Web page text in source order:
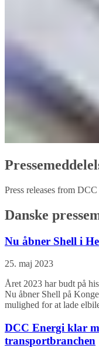
Press releases from
Danske
Nu åbner Shell i
25. maj 2023
Året 2023 har budt på
Nu åbner Shell på
mulighed for at lade
DCC Energi klar
transportbranchen